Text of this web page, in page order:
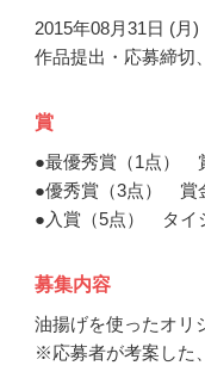
2015年08月31日 (月)
作品提出・応募締切
賞
●最優秀賞（1点）
●優秀賞（3点） 賞
●入賞（5点） タイ
募集内容
油揚げを使ったオリ
※応募者が考案した